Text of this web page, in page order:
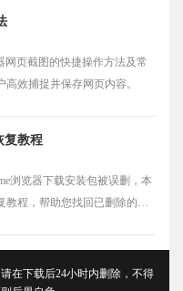
网页截图的快捷操作方法及常
高效捕捉并保存网页内容。
复教程
浏览器下载安装包被误删，本
教程，帮助您找回已删除的文
在下载后24小时内删除，不得